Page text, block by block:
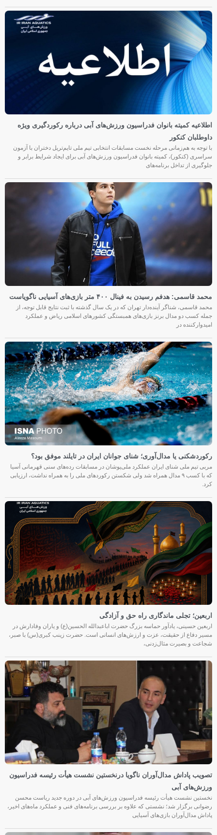
اطلاعیه کمیته بانوان فدراسیون ورزش‌های آبی درباره رکوردگیری ویژه
داوطلبان کنکور
با توجه به هم‌زمانی مرحله نخست مسابقات انتخابی تیم ملی تایم‌تریل دختران با آزمون
سراسری (کنکور)، کمیته بانوان فدراسیون ورزش‌های آبی برای ایجاد شرایط برابر و
جلوگیری از تداخل برنامه‌های
محمد قاسمی: هدفم رسیدن به فینال ۴۰۰ متر بازی‌های آسیایی ناگویاست
محمد قاسمی، شناگر آینده‌دار تهران که در یک سال گذشته با ثبت نتایج قابل توجه، از
جمله کسب دو مدال برنز بازی‌های همبستگی کشورهای اسلامی ریاض و عملکرد
امیدوارکننده در
رکوردشکنی یا مدال‌آوری؛ شنای جوانان ایران در تایلند موفق بود؟
مربی تیم ملی شنای ایران عملکرد ملی‌پوشان در مسابقات رده‌های سنی قهرمانی آسیا
که با کسب ۹ مدال همراه شد ولی شکستن رکوردهای ملی را به همراه نداشت، ارزیابی
کرد.
اربعین؛ تجلی ماندگاری راه حق و آزادگی
اربعین حسینی، یادآور حماسه بزرگ حضرت اباعبدالله الحسین(ع) و یاران وفادارش در
مسیر دفاع از حقیقت، عزت و ارزش‌های انسانی است. حضرت زینب کبری(س) با صبر،
شجاعت و بصیرت مثال‌زدنی،
تصویب پاداش مدال‌آوران ناگویا درنخستین نشست هیأت رئیسه فدراسیون
ورزش‌های آبی
نخستین نشست هیأت رئیسه فدراسیون ورزش‌های آبی در دوره جدید ریاست محسن
رضوانی برگزار شد؛ نشستی که علاوه بر بررسی برنامه‌های فنی و عملکرد ماه‌های اخیر،
پاداش مدال‌آوران بازی‌های آسیایی